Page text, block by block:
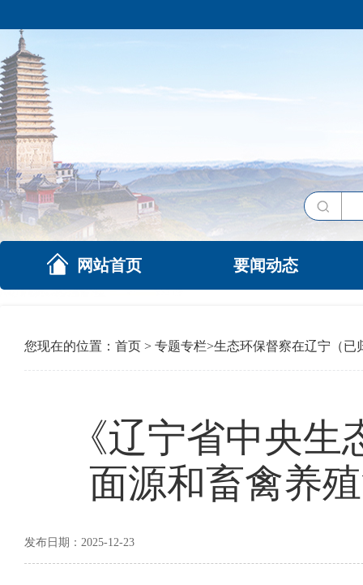
网站首页 要闻动态
您现在的位置： 首页 > 专题专栏>生态环保督察在辽宁（已
《辽宁省中央
面源和畜禽养
发布日期：2025-12-23